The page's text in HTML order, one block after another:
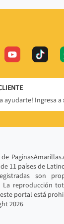
ayudarte! Ingresa a
11 países de
son
La reproducción
portal está
2026